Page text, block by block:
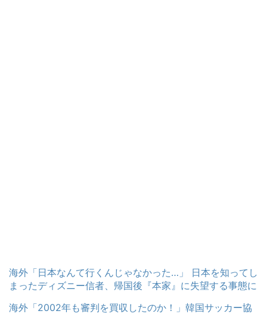
海外「日本なんて行くんじゃなかった…」 日本を知ってし
まったディズニー信者、帰国後『本家』に失望する事態に
海外「2002年も審判を買収したのか！」韓国サッカー協